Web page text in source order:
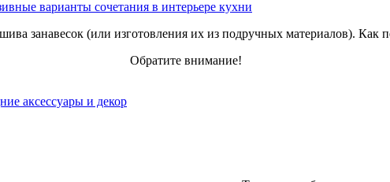
занавесок (или изготовления их из подручных материалов).
Обратите внимание!
аксессуары и декор